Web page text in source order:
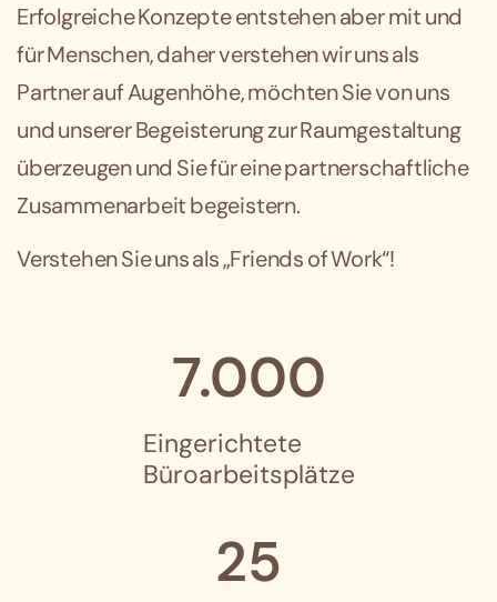
Erfolgreiche Konzepte entstehen aber mit und
für Menschen, daher verstehen wir uns als
Partner auf Augenhöhe, möchten Sie von uns
und unserer Begeisterung zur Raumgestaltung
überzeugen und Sie für eine partnerschaftliche
Zusammenarbeit begeistern.
Verstehen Sie uns als „Friends of Work“!
Eingerichtete
Büroarbeitsplätze
7.000
25